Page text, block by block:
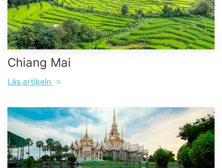
Chiang Mai
Läs artikeln